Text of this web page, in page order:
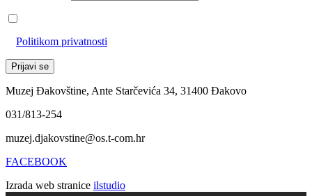
Politikom privatnosti
Muzej Đakovštine, Ante Starčevića 34, 31400 Đakovo
031/813-254
muzej.djakovstine@os.t-com.hr
FACEBOOK
Izrada web stranice ilstudio